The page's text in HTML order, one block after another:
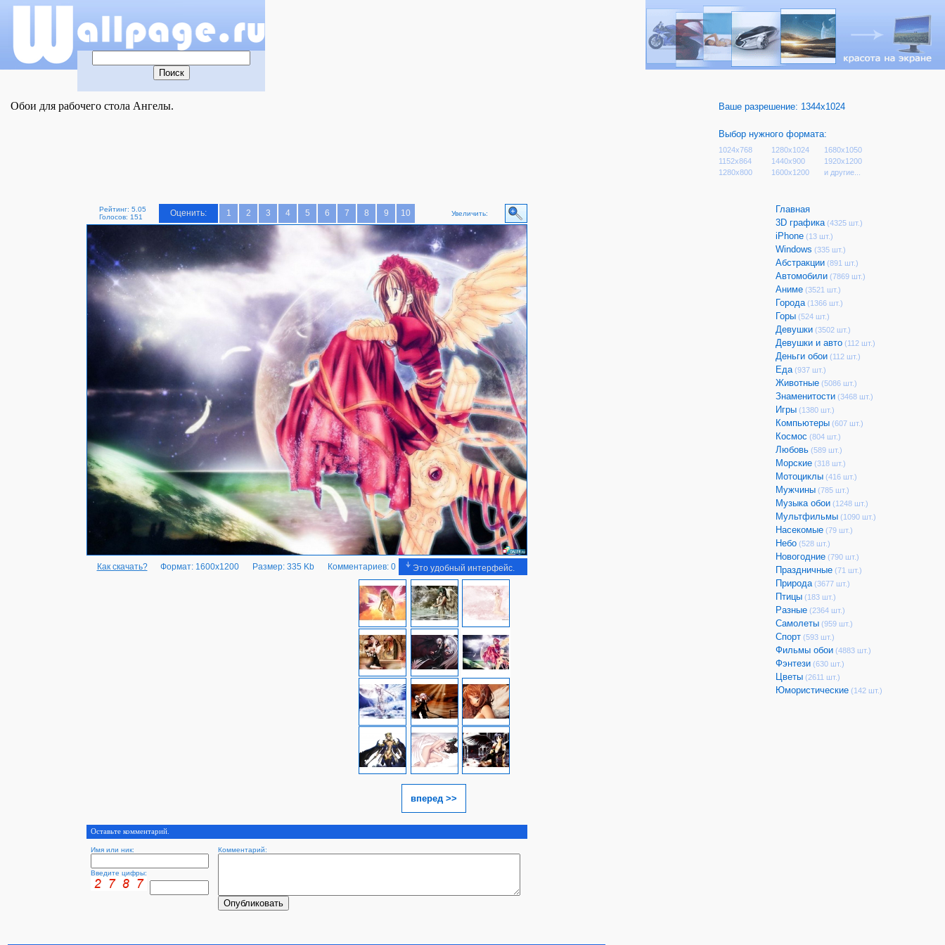
Обои для рабочего стола Ангелы. Ваше разрешение: 1344x1024
Выбор нужного формата:
1024x768 1280x1024
1680x1050
1152x864
1440x900
1920x1200
1280x800
1600x1200 и другие...
Рейтинг: 5.05
Голосов: 151
Оценить: 1 2 3 4 5 6 7 8 9 10 Увеличить:
Как скачать? Формат: 1600x1200 Размер: 335 Kb Комментариев: 0 Это удобный интерфейс.
вперед >>
Оставьте комментарий.
Имя или ник: Комментарий:
Введите цифры:
Главная
3D графика (4325 шт.)
iPhone (13 шт.)
Windows (335 шт.)
Абстракции (891 шт.)
Автомобили (7869 шт.)
Аниме (3521 шт.)
Города (1366 шт.)
Горы (524 шт.)
Девушки (3502 шт.)
Девушки и авто (112 шт.)
Деньги обои (112 шт.)
Еда (937 шт.)
Животные (5086 шт.)
Знаменитости (3468 шт.)
Игры (1380 шт.)
Компьютеры (607 шт.)
Космос (804 шт.)
Любовь (589 шт.)
Морские (318 шт.)
Мотоциклы (416 шт.)
Мужчины (785 шт.)
Музыка обои (1248 шт.)
Мультфильмы (1090 шт.)
Насекомые (79 шт.)
Небо (528 шт.)
Новогодние (790 шт.)
Праздничные (71 шт.)
Природа (3677 шт.)
Птицы (183 шт.)
Разные (2364 шт.)
Самолеты (959 шт.)
Спорт (593 шт.)
Фильмы обои (4883 шт.)
Фэнтези (630 шт.)
Цветы (2611 шт.)
Юмористические (142 шт.)